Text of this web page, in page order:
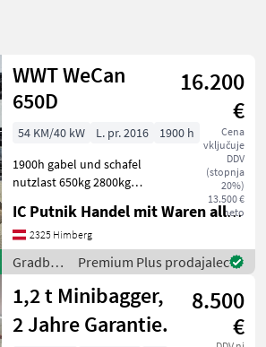
Država Filtri
2
WWT WeCan
650D
16.200
€
Cena
vključuje
DDV
(stopnja
20%)
13.500 €
neto
54 KM/40 kW L. pr. 2016
1900 h
1900h gabel und schafel
nutzlast 650kg 2800kg
heizung Gradbeni stroji Mini
bager
IC Putnik Handel mit Waren alle Art
2325 Himberg
Gradbeni
stroji /
WWT
Premium Plus prodajalec
1,2 t Minibagger,
2 Jahre Garantie.
8.500
€